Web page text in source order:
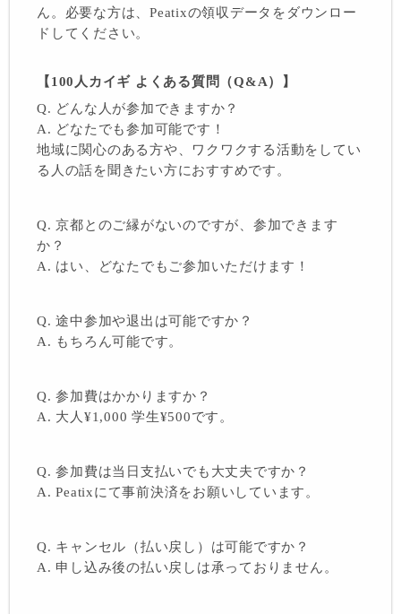
ん。必要な方は、Peatixの領収データをダウンロー
ドしてください。
【100人カイギ よくある質問（Q&A）】
Q. どんな人が参加できますか？
A. どなたでも参加可能です！
地域に関心のある方や、ワクワクする活動をしてい
る人の話を聞きたい方におすすめです。
Q. 京都とのご縁がないのですが、参加できます
か？
A. はい、どなたでもご参加いただけます！
Q. 途中参加や退出は可能ですか？
A. もちろん可能です。
Q. 参加費はかかりますか？
A. 大人¥1,000 学生¥500です。
Q. 参加費は当日支払いでも大丈夫ですか？
A. Peatixにて事前決済をお願いしています。
Q. キャンセル（払い戻し）は可能ですか？
A. 申し込み後の払い戻しは承っておりません。